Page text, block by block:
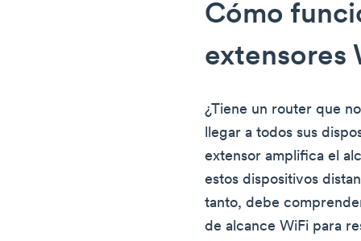
Cómo
extensores
¿Tiene un router que
llegar a todos sus
extensor amplifica el
estos dispositivos
tanto, debe
de alcance WiFi para